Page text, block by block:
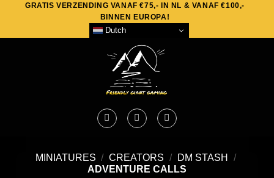
content
GRATIS VERZENDING VANAF €75,- IN NL & VANAF €100,-
BINNEN EUROPA!
Dutch
MINIATURES / CREATORS / DM STASH
/
ADVENTURE CALLS